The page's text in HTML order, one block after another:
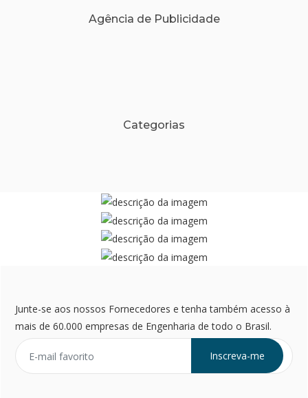
Agência de Publicidade
Categorias
Junte-se aos nossos Fornecedores e tenha também acesso à
mais de 60.000 empresas de Engenharia de todo o Brasil.
Inscreva-me